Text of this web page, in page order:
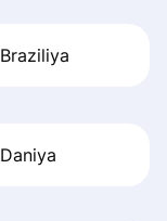
Braziliya
Daniya